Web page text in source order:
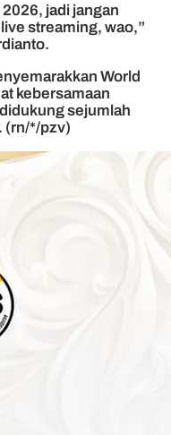
jadi jangan
streaming, wao,”
World
kebersamaan
sejumlah
(rn/*/pzv)